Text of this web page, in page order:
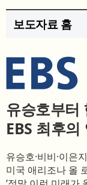
보도자료 홈
유승호부터
EBS 최후
유승호·비비·이
미국 애리조나 올